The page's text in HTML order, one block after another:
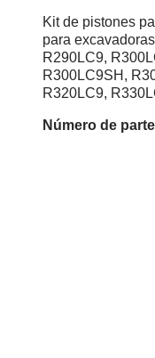
Kit de pistones
para
R290LC9,
R300LC9SH,
R320LC9,
Número de